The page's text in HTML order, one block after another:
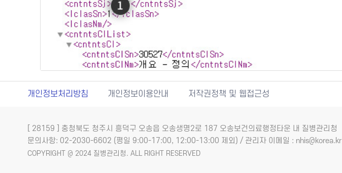
개인정보처리방침 개인정보이용안내 저작권정책 및 웹접근성
[ 28159 ] 충청북도 청주시 흥덕구 오송읍 오송생명2로 187 오송보건의료행정타운 내 질병관리청
문의사항: 02-2030-6602 (평일 9:00-17:00, 12:00-13:00 제외) / 관리자 이메일 : nhis@korea.kr
COPYRIGHT @ 2024 질병관리청. ALL RIGHT RESERVED